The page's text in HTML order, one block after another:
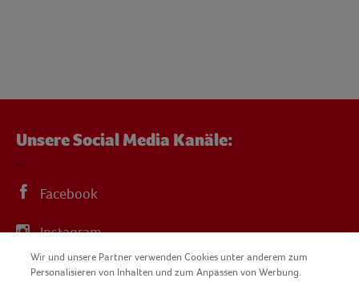
Unsere Social Media Kanäle:
Facebook
Instagram
YouTube
Wir und unsere Partner verwenden Cookies unter anderem zum
Personalisieren von Inhalten und zum Anpassen von Werbung.